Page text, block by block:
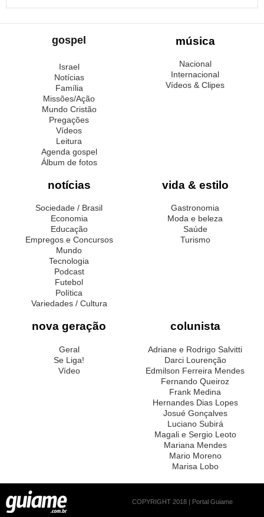
gospel
Israel
Notícias
Família
Missões/Ação
Mundo Cristão
Pregações
Vídeos
Leitura
Agenda gospel
Álbum de fotos
música
Nacional
Internacional
Vídeos & Clipes
notícias
Sociedade / Brasil
Economia
Educação
Empregos e Concursos
Mundo
Tecnologia
Podcast
Futebol
Política
Variedades / Cultura
vida & estilo
Gastronomia
Moda e beleza
Saúde
Turismo
nova geração
Geral
Se Liga!
Vídeo
colunista
Adriane e Rodrigo Salvitti
Darci Lourenção
Edmilson Ferreira Mendes
Fernando Queiroz
Frank Medina
Hernandes Dias Lopes
Josué Gonçalves
Luciano Subirá
Magali e Sergio Leoto
Mariana Mendes
Mario Moreno
Marisa Lobo
COPYRIGHT 2018 | Portal Guiame